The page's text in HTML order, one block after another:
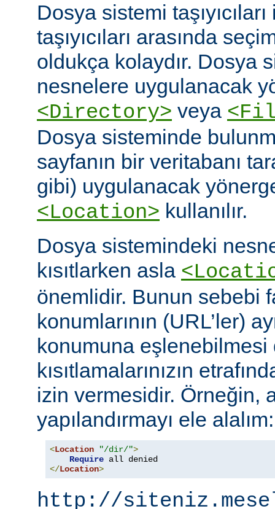
Dosya sistemi
taşıyıcıları arasında
oldukça kolaydır. Dosya
nesnelere uygulanacak
<Directory> veya
Dosya sisteminde
sayfanın bir veritabanı
gibi) uygulanacak
<Location> kullanılır.
Dosya sistemindeki
kısıtlarken asla
önemlidir. Bunun sebebi
konumlarının (URL’ler)
konumuna eşlenebilmesi
kısıtlamalarınızın
izin vermesidir. Örneğin,
yapılandırmayı ele alalım:
<Location "/dir/">
Require
</Location>
http://